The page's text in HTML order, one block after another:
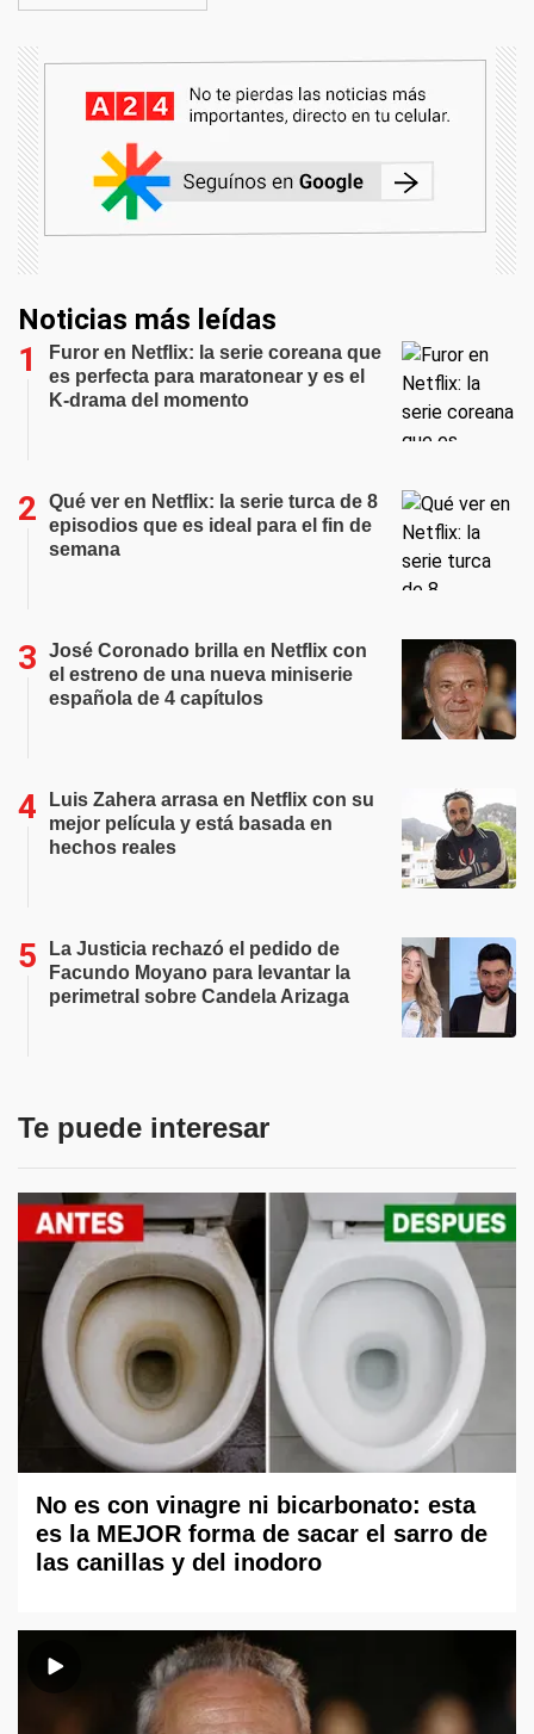
Noticias más leídas
Furor en Netflix: la serie coreana que
es perfecta para maratonear y es el
K-drama del momento
Qué ver en Netflix: la serie turca de 8
episodios que es ideal para el fin de
semana
José Coronado brilla en Netflix con
el estreno de una nueva miniserie
española de 4 capítulos
Luis Zahera arrasa en Netflix con su
mejor película y está basada en
hechos reales
La Justicia rechazó el pedido de
Facundo Moyano para levantar la
perimetral sobre Candela Arizaga
Te puede interesar
No es con vinagre ni bicarbonato: esta
es la MEJOR forma de sacar el sarro de
las canillas y del inodoro